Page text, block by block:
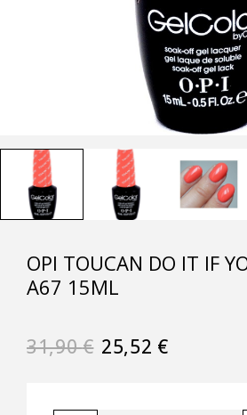
OPI TOUCAN DO IT IF
A67 15ML
31,90€ 25,52 €